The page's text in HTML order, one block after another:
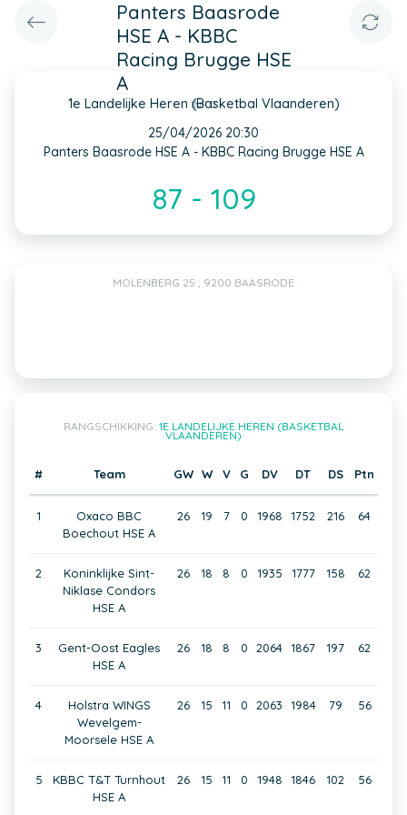
Panters Baasrode
HSE A - KBBC
Racing Brugge HSE
A
1e Landelijke Heren (Basketbal Vlaanderen)
INFO
25/04/2026 20:30
Panters Baasrode HSE A - KBBC Racing Brugge HSE A
87 - 109
MOLENBERG 25 , 9200 BAASRODE
RANGSCHIKKING: 1E LANDELIJKE HEREN (BASKETBAL
VLAANDEREN)
# Team GW W V G DV DT DS Ptn
1
Oxaco BBC
Boechout HSE A
26 19 7 0 1968 1752 216 64
2
Koninklijke Sint-
Niklase Condors
HSE A
26 18 8 0 1935 1777 158 62
3
Gent-Oost Eagles
HSE A
26 18 8 0 2064 1867 197 62
4
Holstra WINGS
Wevelgem-
Moorsele HSE A
26 15 11 0 2063 1984 79 56
5
KBBC T&T Turnhout
HSE A
26 15 11 0 1948 1846 102 56